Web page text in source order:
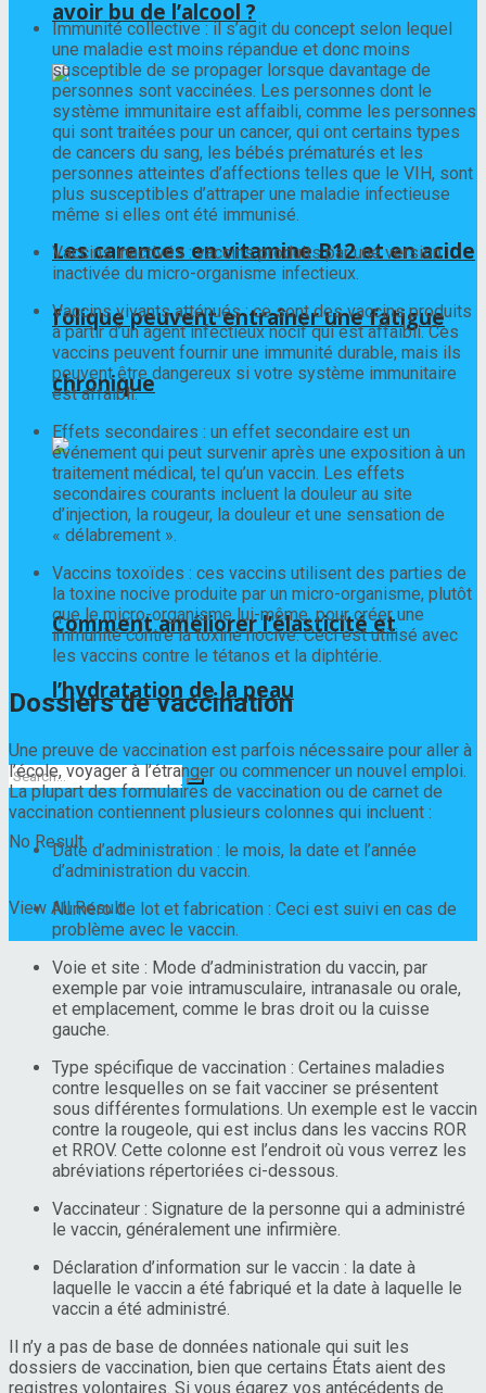
avoir bu de l’alcool ?
Les carences en vitamine B12 et en acide
folique peuvent entraîner une fatigue
chronique
Comment améliorer l’élasticité et
l’hydratation de la peau
No Result
View All Result
Immunité collective : il s’agit du concept selon lequel
une maladie est moins répandue et donc moins
susceptible de se propager lorsque davantage de
personnes sont vaccinées. Les personnes dont le
système immunitaire est affaibli, comme les personnes
qui sont traitées pour un cancer, qui ont certains types
de cancers du sang, les bébés prématurés et les
personnes atteintes d’affections telles que le VIH, sont
plus susceptibles d’attraper une maladie infectieuse
même si elles ont été immunisé.
Vaccins inactivés : vaccins produits par une version
inactivée du micro-organisme infectieux.
Vaccins vivants atténués : ce sont des vaccins produits
à partir d’un agent infectieux nocif qui est affaibli. Ces
vaccins peuvent fournir une immunité durable, mais ils
peuvent être dangereux si votre système immunitaire
est affaibli.
Effets secondaires : un effet secondaire est un
événement qui peut survenir après une exposition à un
traitement médical, tel qu’un vaccin. Les effets
secondaires courants incluent la douleur au site
d’injection, la rougeur, la douleur et une sensation de
« délabrement ».
Vaccins toxoïdes : ces vaccins utilisent des parties de
la toxine nocive produite par un micro-organisme, plutôt
que le micro-organisme lui-même, pour créer une
immunité contre la toxine nocive. Ceci est utilisé avec
les vaccins contre le tétanos et la diphtérie.
Dossiers de vaccination
Une preuve de vaccination est parfois nécessaire pour aller à
l’école, voyager à l’étranger ou commencer un nouvel emploi.
La plupart des formulaires de vaccination ou de carnet de
vaccination contiennent plusieurs colonnes qui incluent :
Date d’administration : le mois, la date et l’année
d’administration du vaccin.
Numéro de lot et fabrication : Ceci est suivi en cas de
problème avec le vaccin.
Voie et site : Mode d’administration du vaccin, par
exemple par voie intramusculaire, intranasale ou orale,
et emplacement, comme le bras droit ou la cuisse
gauche.
Type spécifique de vaccination : Certaines maladies
contre lesquelles on se fait vacciner se présentent
sous différentes formulations. Un exemple est le vaccin
contre la rougeole, qui est inclus dans les vaccins ROR
et RROV. Cette colonne est l’endroit où vous verrez les
abréviations répertoriées ci-dessous.
Vaccinateur : Signature de la personne qui a administré
le vaccin, généralement une infirmière.
Déclaration d’information sur le vaccin : la date à
laquelle le vaccin a été fabriqué et la date à laquelle le
vaccin a été administré.
Il n’y a pas de base de données nationale qui suit les
dossiers de vaccination, bien que certains États aient des
registres volontaires. Si vous égarez vos antécédents de